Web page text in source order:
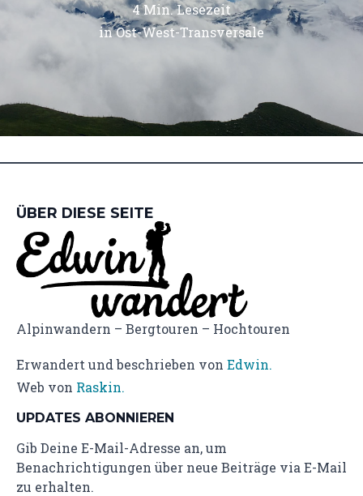
4Min. Lesezeit
in Ost-West-Transversale
ÜBER DIESE SEITE
Alpinwandern – Bergtouren – Hochtouren
Erwandert und beschrieben von Edwin.
Web von Raskin.
UPDATES ABONNIEREN
Gib Deine E-Mail-Adresse an, um
Benachrichtigungen über neue Beiträge via E-Mail
zu erhalten.